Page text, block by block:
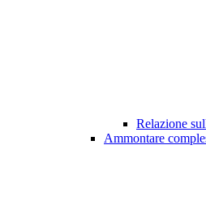
Relazione
Ammontare